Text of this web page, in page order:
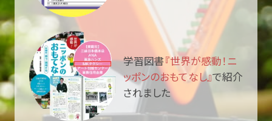
学習図書『世界が感動！ニ
ッポンのおもてなし』で紹介
されました